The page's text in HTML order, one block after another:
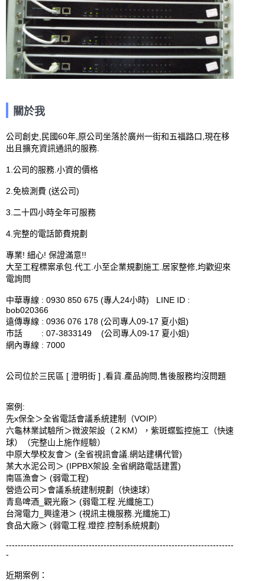
關於我
公司創史,民國60年,原公司坐落於廣州一街和五福路口,現在移
出且擴充資訊通訊的服務.
1.公司的服務.小資的價格
2.免檢測費 (送公司)
3.二十四小時全年可服務
4.完整的電話節費規劃
專業! 細心! 保證滿意!!
大至工程標案承包.代工.小至企業規劃施工.居家整修,均歡迎來
電詢問
中華專線 : 0930 850 675 (專人24小時)   LINE ID :
bob020366
遠傳專線 : 0936 076 178 (公司專人09-17 夏小姐)
市話        : 07-3833149    (公司專人09-17 夏小姐)
網內專線 : 7000
公司位於三民區 [ 澄明街 ] ,看貨.產品詢問,售後服務均沒問題
案例:
先x保全＞全省電話會議系統建制（VOIP）
六龜林業試驗所＞微波架設（２KM），紫斑蝶監控施工（快速
球）（完整山上施作經驗）
中原大學校友會＞ (全省視訊會議.網站建構代管)
某大水泥公司＞ (IPPBX架設.全省網路電話建置)
南區漁會＞ (弱電工程)
營造公司＞會議系統建制規劃（快速球）
青島啤酒_觀光廠＞ (弱電工程.光纖施工)
台灣電力_興達港＞ (視訊主機服務.光纖施工)
食品大廠＞ (弱電工程.燈控.控制系統規劃)
-----------------------------------------------------------------------------
-
近期案例：